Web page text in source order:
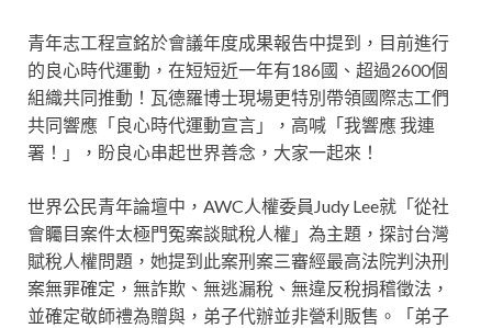
青年志工程宣銘於會議年度成果報告中提到，目前進行
的良心時代運動，在短短近一年有186國、超過2600個
組織共同推動！瓦德羅博士現場更特別帶領國際志工們
共同響應「良心時代運動宣言」，高喊「我響應 我連
署！」，盼良心串起世界善念，大家一起來！
世界公民青年論壇中，AWC人權委員Judy Lee就「從社
會矚目案件太極門冤案談賦稅人權」為主題，探討台灣
賦稅人權問題，她提到此案刑案三審經最高法院判決刑
案無罪確定，無詐欺、無逃漏稅、無違反稅捐稽徵法，
並確定敬師禮為贈與，弟子代辦並非營利販售。「弟子